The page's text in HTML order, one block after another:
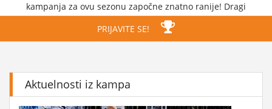
kampanja za ovu sezonu započne znatno ranije! Dragi
kamperi ne čekajte poslednji trenutak!
Prijavite se na vreme!
PRIJAVITE SE!
Aktuelnosti iz kampa